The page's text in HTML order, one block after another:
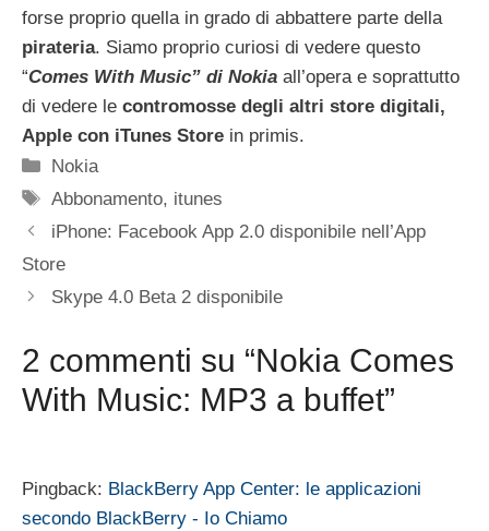
forse proprio quella in grado di abbattere parte della
pirateria. Siamo proprio curiosi di vedere questo
“Comes With Music” di Nokia all’opera e soprattutto
di vedere le contromosse degli altri store digitali,
Apple con iTunes Store in primis.
Categorie
Nokia
Tag
Abbonamento, itunes
iPhone: Facebook App 2.0 disponibile nell’App
Store
Skype 4.0 Beta 2 disponibile
2 commenti su “Nokia Comes
With Music: MP3 a buffet”
Pingback: BlackBerry App Center: le applicazioni
secondo BlackBerry - Io Chiamo